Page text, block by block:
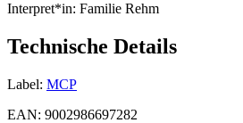
Interpret*in: Familie Rehm
Technische Details
Label: MCP
EAN: 9002986697282